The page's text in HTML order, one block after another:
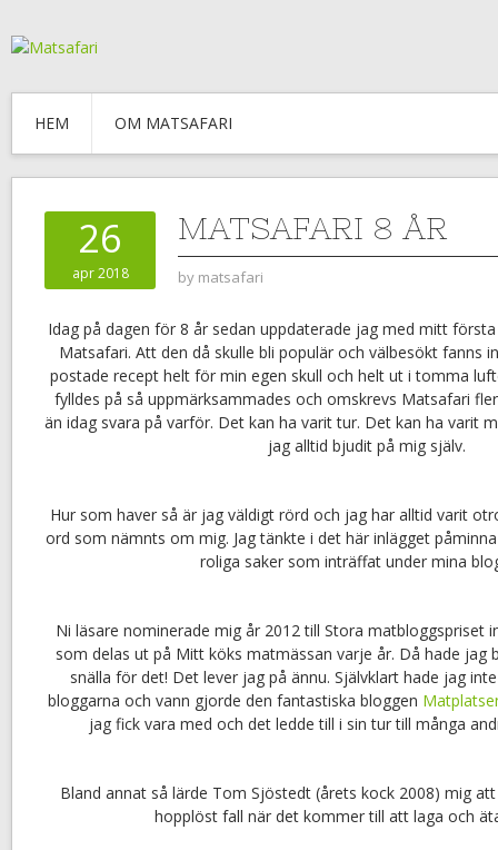
HEM OM MATSAFARI
26
apr 2018
MATSAFARI 8 ÅR
by matsafari
Idag på dagen för 8 år sedan uppdaterade jag med mitt
Matsafari. Att den då skulle bli populär och välbesökt fanns
postade recept helt för min egen skull och helt ut i tomma
fylldes på så uppmärksammades och omskrevs Matsafari
än idag svara på varför. Det kan ha varit tur. Det kan ha varit
jag alltid bjudit på mig själv.
Hur som haver så är jag väldigt rörd och jag har alltid varit
ord som nämnts om mig. Jag tänkte i det här inlägget
roliga saker som inträffat under mina
Ni läsare nominerade mig år 2012 till Stora matbloggspriset
som delas ut på Mitt köks matmässan varje år. Då hade jag
snälla för det! Det lever jag på ännu. Självklart hade jag
bloggarna och vann gjorde den fantastiska bloggen
jag fick vara med och det ledde till i sin tur till många
Bland annat så lärde Tom Sjöstedt (årets kock 2008) mig
hopplöst fall när det kommer till att laga och